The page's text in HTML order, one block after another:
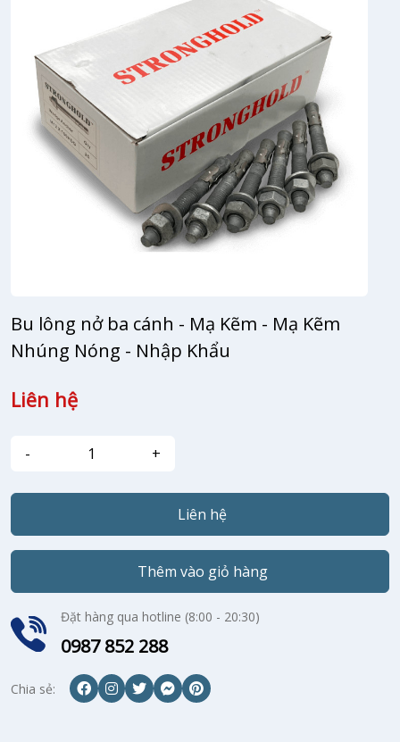
Bu lông nở ba cánh - Mạ Kẽm - Mạ Kẽm
Nhúng Nóng - Nhập Khẩu
Liên hệ
Liên hệ
Thêm vào giỏ hàng
Đặt hàng qua hotline (8:00 - 20:30)
0987 852 288
Chia sẻ: